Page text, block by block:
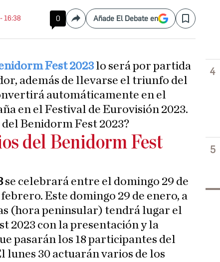
16:38 0 CompartirAñade El Debate en Save
Fest 2023lo será por partida
además de llevarse el triunfo del
automáticamente en el
en el Festival de Eurovisión 2023.
del Benidorm Fest 2023?
del Benidorm Fest
se celebrará entre el domingo 29 de
Este domingo 29 de enero, a
(hora peninsular) tendrá lugar el
2023 con la presentación y la
pasarán los 18 participantes del
lunes 30 actuarán varios de los